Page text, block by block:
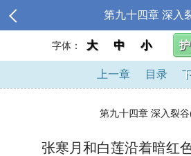
第九十四章 深入
字体： 大 中 小
上一章 目录
第九十四章 深入裂
张寒月和白莲沿着暗红